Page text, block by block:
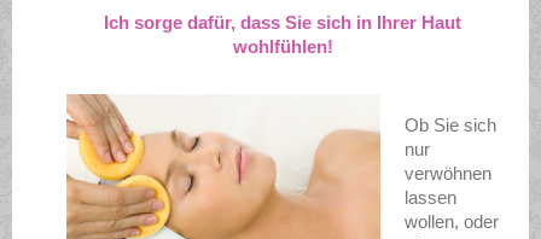
Ich sorge dafür, dass Sie sich in Ihrer Haut
wohlfühlen!
Ob Sie sich
nur
verwöhnen
lassen
wollen, oder